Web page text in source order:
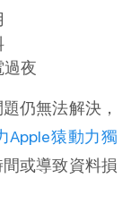
過夜
題仍無法解決，
Apple猿動力獨
間或導致資料損